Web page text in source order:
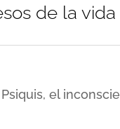
de la vida
el